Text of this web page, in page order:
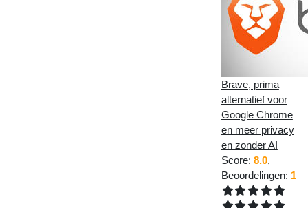
Brave, prima
alternatief voor
Google Chrome
en meer privacy
en zonder AI
Score: 8.0,
Beoordelingen: 1